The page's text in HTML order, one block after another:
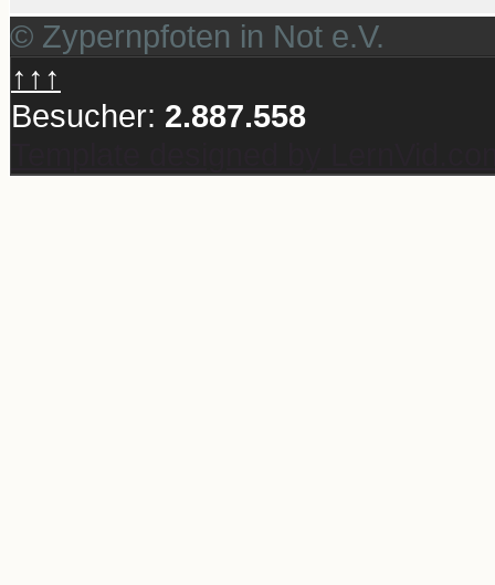
© Zypernpfoten in Not e.V.
↑↑↑
Besucher: 2.887.558